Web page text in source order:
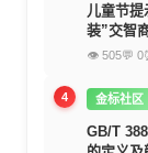
儿童节
装”交智
👁 505💬 0
4 金标社区
GB/T